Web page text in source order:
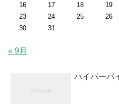
16
17 18 19
23
24 25 26
30
31
« 9月
ハイパーバ